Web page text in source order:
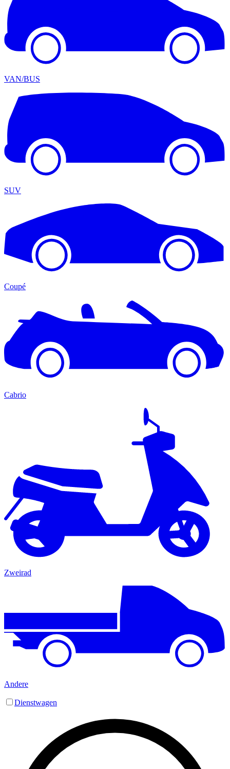
VAN/BUS
SUV
Coupé
Cabrio
Zweirad
Andere
Dienstwagen